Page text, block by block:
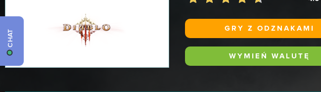
GRY Z ODZNAKAMI
WYMIEŃ WALUTĘ
CHAT